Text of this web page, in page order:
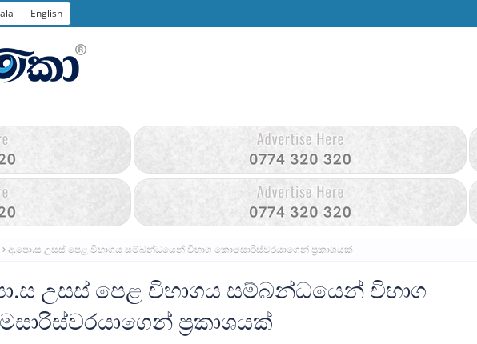
English
අ.පො.ස උසස් පෙළ විභාගය සම්බන්ධයෙන් විභාග කොමසාරිස්වරයාගෙන් ප්‍රකාශයක්
උසස් පෙළ විභාගය සම්බන්ධයෙන් විභාග
ප්‍රකාශයක්